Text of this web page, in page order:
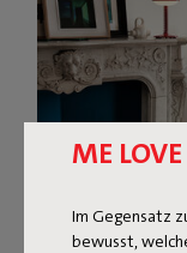
ME
Im Gegensatz
bewusst,